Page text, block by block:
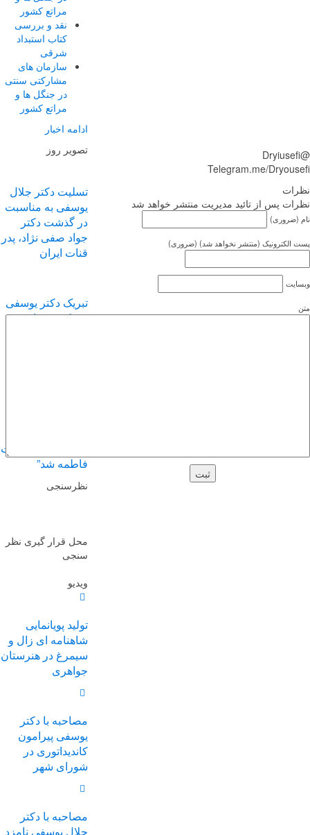
Telegram.me/
پس از تائید مدیریت منتشر خواهد شد
(منتشر نخواهد شد) (ضروری)
مراتع کشور
نقد و بررسی
کتاب استبداد
شرقی
سازمان های
مشارکتی سنتی
در جنگل ها و
مراتع کشور
ادامه اخبار
تصویر روز
تسلیت دکتر جلال
یوسفی به مناسبت
در گذشت دکتر
جواد صفی نژاد، پدر
قنات ایران
تبریک دکتر یوسفی
به دکتر مختاری
فاطمه شد”
نظرسنجی
محل قرار گیری نظر
سنجی
ویدیو
تولید پویانمایی
شاهنامه ای زال و
سیمرغ در هنرستان
جواهری
مصاحبه با دکتر
یوسفی پیرامون
کاندیداتوری در
شورای شهر
مصاحبه با دکتر
جلال یوسفی نامزد